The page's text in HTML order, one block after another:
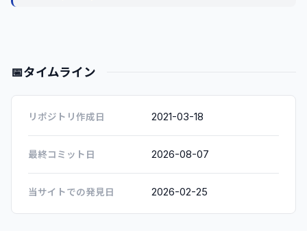
📅タイムライン
リポジトリ作成日 2021-03-18
最終コミット日 2026-08-07
当サイトでの発見日 2026-02-25